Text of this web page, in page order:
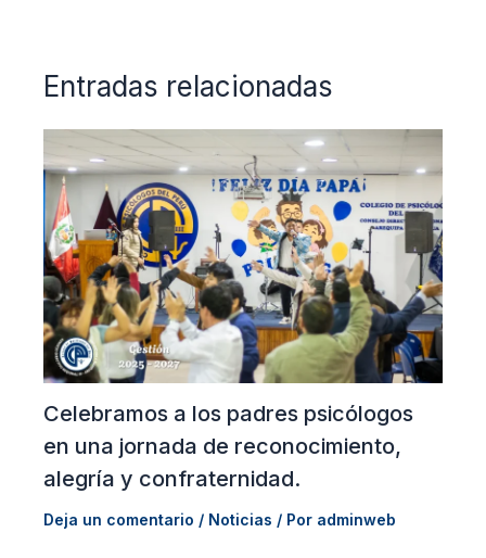
Entradas relacionadas
Celebramos a los padres psicólogos
en una jornada de reconocimiento,
alegría y confraternidad.
Deja un comentario / Noticias / Por adminweb